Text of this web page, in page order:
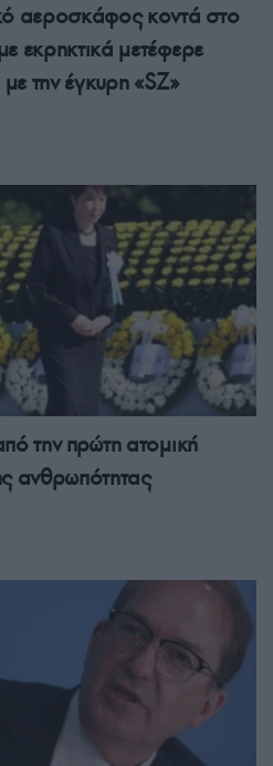
αεροσκάφος κοντά στο
εκρηκτικά μετέφερε
την έγκυρη «SZ»
την πρώτη ατομική
ανθρωπότητας